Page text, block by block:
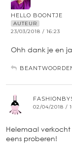
HELLO BOONTJE
AUTEUR
23/03/2018 / 16:23
Ohh dank je en
02/04/2018 /
Helemaal verkocht
eens proberen!